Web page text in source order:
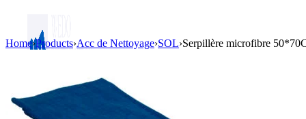
Home›Products›Acc de Nettoyage›SOL›Serpillère microfibre